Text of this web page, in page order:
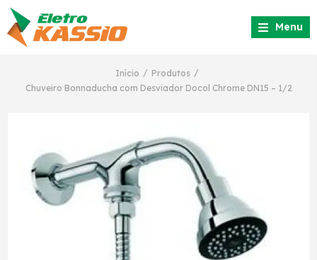
Menu
Início / Produtos /
Chuveiro Bonnaducha com Desviador Docol Chrome DN15 – 1/2